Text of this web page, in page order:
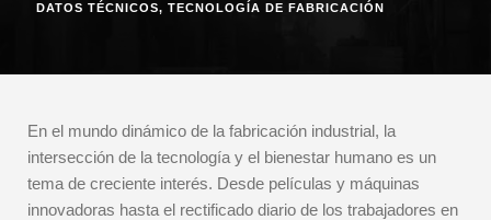
DATOS TÉCNICOS, TECNOLOGÍA DE FABRICACIÓN
En el mundo dinámico de la fabricación industrial, la
intersección de la tecnología y el bienestar humano es un
tema de creciente interés. Desde películas y máquinas
innovadoras hasta el rectificado diario de los trabajadores en